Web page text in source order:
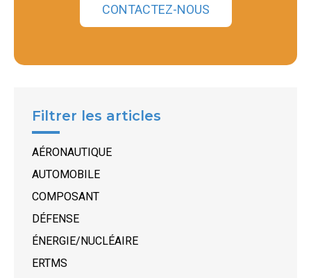
CONTACTEZ-NOUS
Filtrer les articles
AÉRONAUTIQUE
AUTOMOBILE
COMPOSANT
DÉFENSE
ÉNERGIE/NUCLÉAIRE
ERTMS